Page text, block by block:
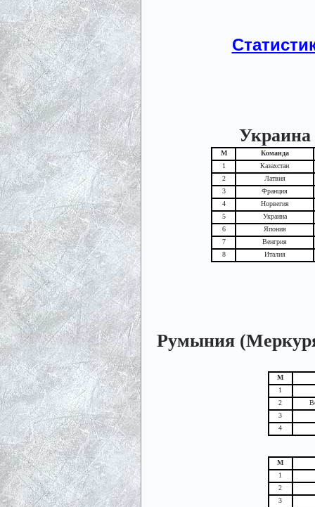
Украина
М
Команда
1
Казахстан
2
Латвия
3
Франция
4
Норвегия
5
Украина
6
Япония
7
Венгрия
8
Италия
Румыния
М
1
2
3
4
М
1
2
3